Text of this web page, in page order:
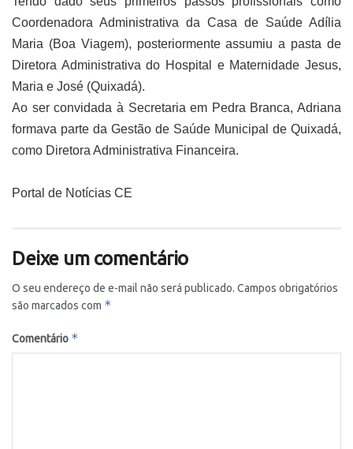
Coordenadora Administrativa da Casa de Saúde Adília
Maria (Boa Viagem), posteriormente assumiu a pasta de
Diretora Administrativa do Hospital e Maternidade Jesus,
Maria e José (Quixadá).
Ao ser convidada à Secretaria em Pedra Branca, Adriana
formava parte da Gestão de Saúde Municipal de Quixadá,
como Diretora Administrativa Financeira.
Portal de Notícias CE
Deixe um comentário
O seu endereço de e-mail não será publicado. Campos obrigatórios
são marcados com *
Comentário *